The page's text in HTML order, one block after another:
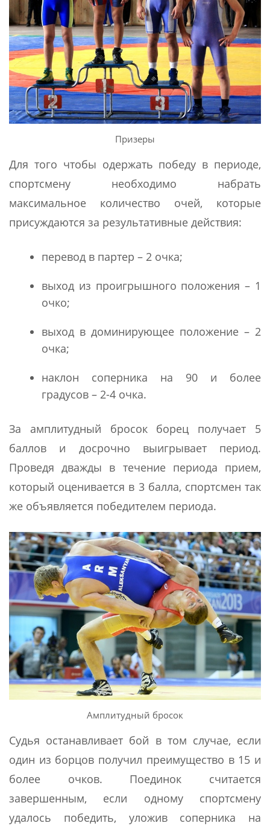
Призеры
Для того чтобы одержать победу в периоде,
спортсмену необходимо набрать
максимальное количество очей, которые
присуждаются за результативные действия:
перевод в партер – 2 очка;
выход из проигрышного положения – 1
очко;
выход в доминирующее положение – 2
очка;
наклон соперника на 90 и более
градусов – 2-4 очка.
За амплитудный бросок борец получает 5
баллов и досрочно выигрывает период.
Проведя дважды в течение периода прием,
который оценивается в 3 балла, спортсмен так
же объявляется победителем периода.
Амплитудный бросок
Судья останавливает бой в том случае, если
один из борцов получил преимущество в 15 и
более очков. Поединок считается
завершенным, если одному спортсмену
удалось победить, уложив соперника на